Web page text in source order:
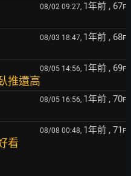
08/02 09:27, 1年前 , 67F
08/03 18:47, 1年前 , 68F
08/05 14:56, 1年前 , 69F
推還高
08/05 16:56, 1年前 , 70F
08/08 00:48, 1年前 , 71 F
看